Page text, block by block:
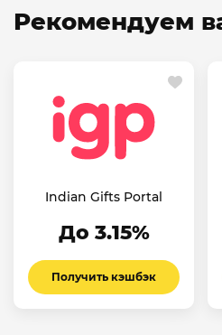
Рекомендуем
Indian Gifts Portal
До 3.15%
Получить кэшбэк